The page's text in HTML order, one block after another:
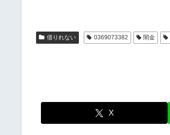
借りれない 0369073382 闇金
X